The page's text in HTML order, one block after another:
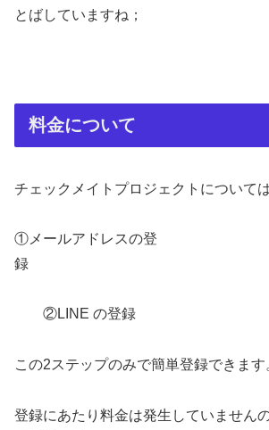
とばしていますね；
料金について
チェックメイトプロジェクトについては
①メールアドレスの登
②LINE の登録
この2ステップのみで簡単登録できます
登録にあたり料金は発生していません